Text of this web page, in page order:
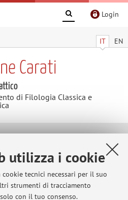
utilizza i cookie
tecnici necessari per il suo
strumenti di tracciamento
con il tuo consenso.
Login
IT EN
Carati
di Filologia Classica e